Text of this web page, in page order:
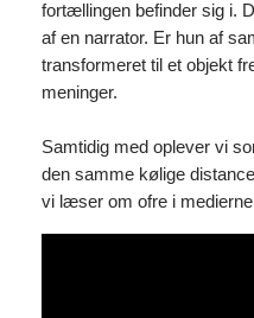
fortællingen befinder sig i.
af en narrator. Er hun af
transformeret til et objekt
meninger.
Samtidig med oplever vi
den samme kølige
vi læser om ofre i